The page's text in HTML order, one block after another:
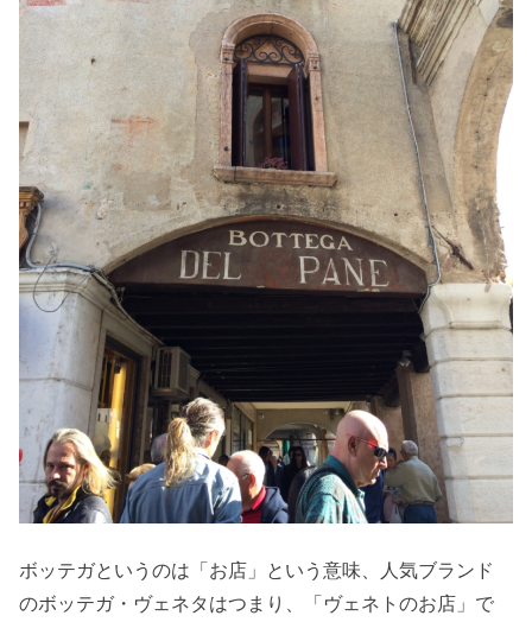
ボッテガというのは「お店」という意味、人気ブランド
のボッテガ・ヴェネタはつまり、「ヴェネトのお店」で